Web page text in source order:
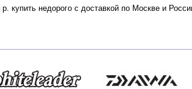
купить недорого с доставкой по Москве и